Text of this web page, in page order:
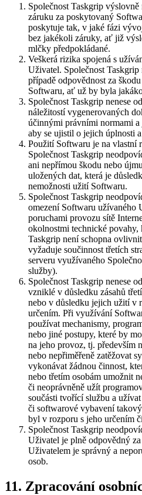
Společnost Taskgrip výslovně
záruku za poskytovaný
poskytuje tak, v jaké fázi
bez jakékoli záruky, ať již
mlčky předpokládané.
Veškerá rizika spojená s
Uživatel. Společnost Taskgrip
případě odpovědnost za
Softwaru, ať už by byla
Společnost Taskgrip nenese
náležitostí vygenerovaných
účinnými právními normami
aby se ujistil o jejich úplnosti
Použití Softwaru je na vlastní
Společnost Taskgrip
ani nepřímou škodu nebo
uložených dat, která je
nemožnosti užití Softwaru.
Společnost Taskgrip
omezení Softwaru užívaného
poruchami provozu sítě
okolnostmi technické povahy,
Taskgrip není schopna
vyžaduje součinnost třetích
serveru využívaného
služby).
Společnost Taskgrip nenese
vzniklé v důsledku zásahů
nebo v důsledku jejich užití v
určením. Při využívání
používat mechanismy,
nebo jiné postupy, které by
na jeho provoz, tj. především
nebo nepřiměřeně zatěžovat
vykonávat žádnou činnost,
nebo třetím osobám umožnit
či neoprávněně užít
součásti tvořící službu a
či softwarové vybavení
byl v rozporu s jeho určením
Společnost Taskgrip
Uživatel je plně odpovědný
Uživatelem je správný a
osob.
11. Zpracování